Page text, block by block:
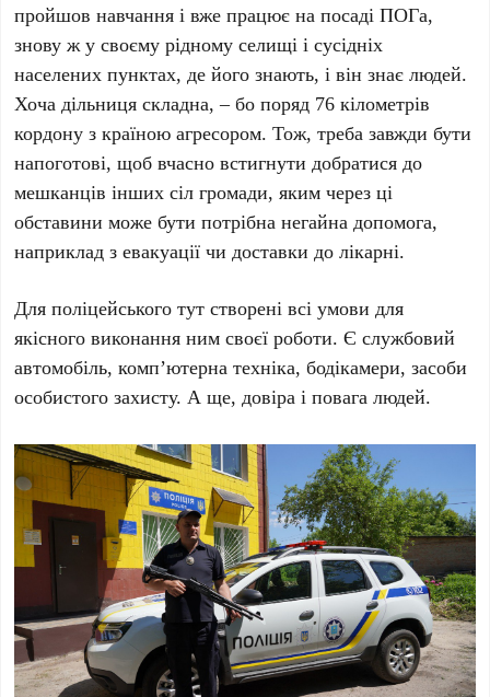
пройшов навчання і вже працює на посаді ПОГа,
знову ж у своєму рідному селищі і сусідніх
населених пунктах, де його знають, і він знає людей.
Хоча дільниця складна, – бо поряд 76 кілометрів
кордону з країною агресором. Тож, треба завжди бути
напоготові, щоб вчасно встигнути добратися до
мешканців інших сіл громади, яким через ці
обставини може бути потрібна негайна допомога,
наприклад з евакуації чи доставки до лікарні.
Для поліцейського тут створені всі умови для
якісного виконання ним своєї роботи. Є службовий
автомобіль, комп’ютерна техніка, бодікамери, засоби
особистого захисту. А ще, довіра і повага людей.